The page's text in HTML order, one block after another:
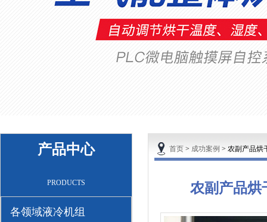
产品中心
PRODUCTS
各领域液冷机组
首页 > 成功案例 > 农副产品烘
农副产品烘